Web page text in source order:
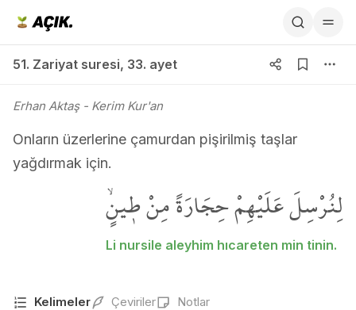
51. Zariyat suresi, 33. ayet
Erhan Aktaş- Kerim Kur'an
Onların üzerlerine çamurdan pişirilmiş taşlar
yağdırmak için.
لِنُرْسِلَ عَلَيْهِمْ حِجَارَةً مِنْ ط۪ينٍۙ
Li nursile aleyhim hıcareten min tinin.
Kelimeler Çeviriler Notlar